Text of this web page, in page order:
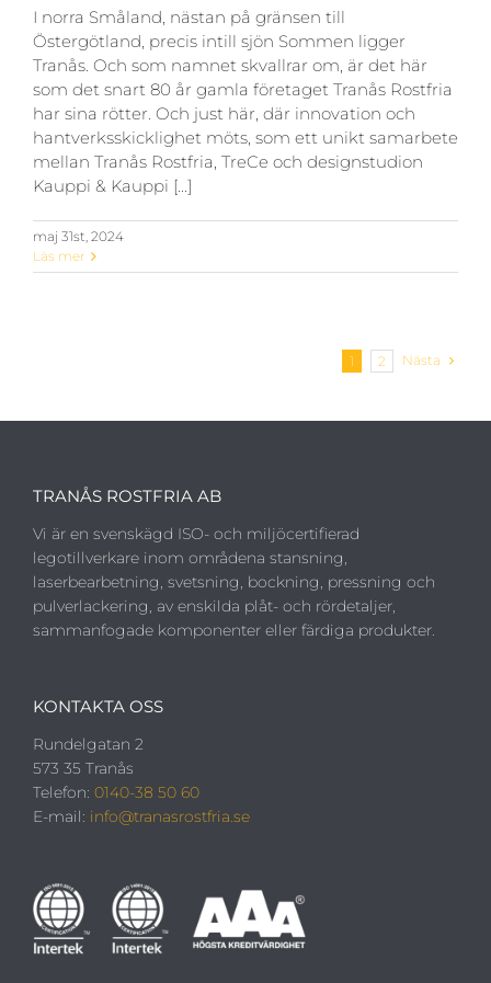
I norra Småland, nästan på gränsen till
Östergötland, precis intill sjön Sommen ligger
Tranås. Och som namnet skvallrar om, är det här
som det snart 80 år gamla företaget Tranås Rostfria
har sina rötter. Och just här, där innovation och
hantverksskicklighet möts, som ett unikt samarbete
mellan Tranås Rostfria, TreCe och designstudion
Kauppi & Kauppi [...]
maj 31st, 2024
Läs mer
1 2 Nästa
TRANÅS ROSTFRIA AB
Vi är en svenskägd ISO- och miljöcertifierad
legotillverkare inom områdena stansning,
laserbearbetning, svetsning, bockning, pressning och
pulverlackering, av enskilda plåt- och rördetaljer,
sammanfogade komponenter eller färdiga produkter.
KONTAKTA OSS
Rundelgatan 2
573 35 Tranås
Telefon: 0140-38 50 60
E-mail: info@tranasrostfria.se